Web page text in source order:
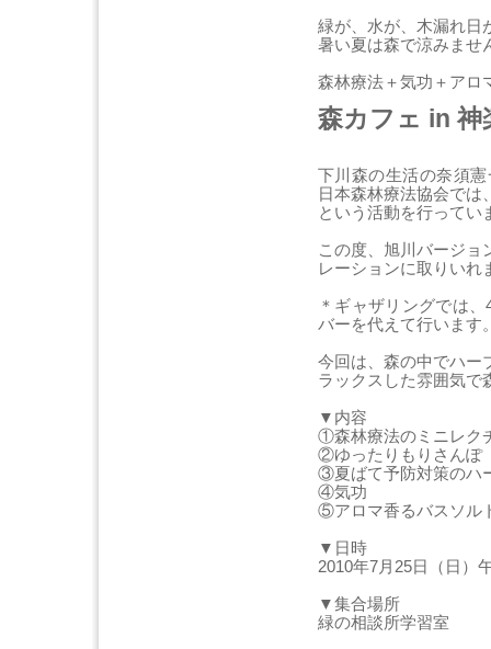
緑が、水が、木漏れ日
暑い夏は森で涼みませ
森林療法＋気功＋アロ
森カフェ in 神
下川森の生活の奈須
日本森林療法協会では
という活動を行ってい
この度、旭川バージョ
レーションに取りいれ
＊ギャザリングでは
バーを代えて行います
今回は、森の中でハー
ラックスした雰囲気で
▼内容
①森林療法のミニレク
②ゆったりもりさんぽ
③夏ばて予防対策のハ
④気功
⑤アロマ香るバスソル
▼日時
2010年7月25日（日）
▼集合場所
緑の相談所学習室